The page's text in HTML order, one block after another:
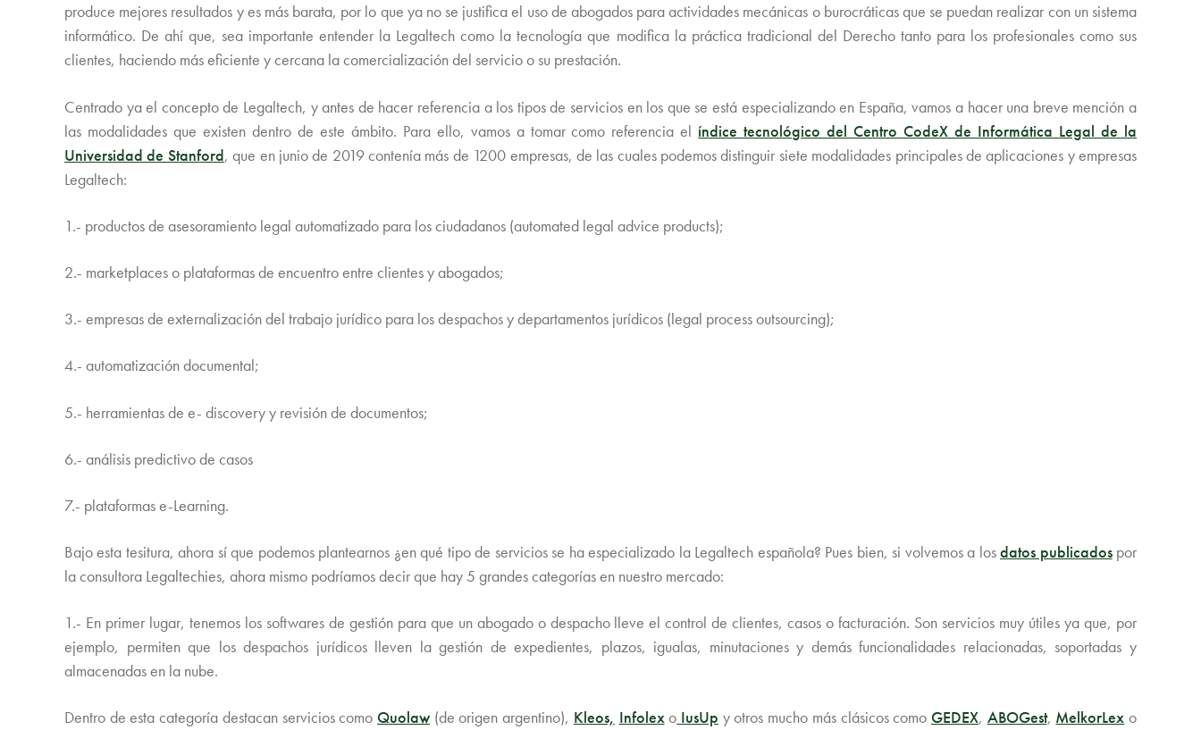
produce mejores resultados y es más barata, por lo que ya no se justifica el uso de abogados para actividades mecánicas o burocráticas que se puedan realizar con un sistema
informático. De ahí que, sea importante entender la Legaltech como la tecnología que modifica la práctica tradicional del Derecho tanto para los profesionales como sus
clientes, haciendo más eficiente y cercana la comercialización del servicio o su prestación.
Centrado ya el concepto de Legaltech, y antes de hacer referencia a los tipos de servicios en los que se está especializando en España, vamos a hacer una breve mención a
las modalidades que existen dentro de este ámbito. Para ello, vamos a tomar como referencia el índice tecnológico del Centro CodeX de Informática Legal de la
Universidad de Stanford, que en junio de 2019 contenía más de 1200 empresas, de las cuales podemos distinguir siete modalidades principales de aplicaciones y empresas
Legaltech:
1.- productos de asesoramiento legal automatizado para los ciudadanos (automated legal advice products);
2.- marketplaces o plataformas de encuentro entre clientes y abogados;
3.- empresas de externalización del trabajo jurídico para los despachos y departamentos jurídicos (legal process outsourcing);
4.- automatización documental;
5.- herramientas de e- discovery y revisión de documentos;
6.- análisis predictivo de casos
7.- plataformas e-Learning.
Bajo esta tesitura, ahora sí que podemos plantearnos ¿en qué tipo de servicios se ha especializado la Legaltech española? Pues bien, si volvemos a losdatos publicadospor
la consultora Legaltechies, ahora mismo podríamos decir que hay 5 grandes categorías en nuestro mercado:
1.- En primer lugar, tenemos los softwares de gestión para que un abogado o despacho lleve el control de clientes, casos o facturación. Son servicios muy útiles ya que, por
ejemplo, permiten que los despachos jurídicos lleven la gestión de expedientes, plazos, igualas, minutaciones y demás funcionalidades relacionadas, soportadas y
almacenadas en la nube.
Dentro de esta categoría destacan servicios como Quolaw(de origen argentino), Kleos, Infolexo IusUp y otros mucho más clásicos como GEDEX, ABOGest, MelkorLex o